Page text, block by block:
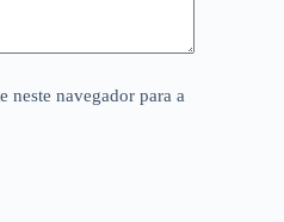
neste navegador para a